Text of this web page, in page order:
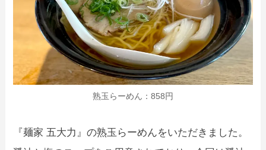
熟玉らーめん：858円
『麺家 五大力』の熟玉らーめんをいただきました。